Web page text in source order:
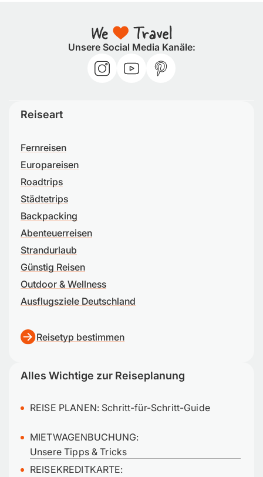
Unsere Social Media Kanäle:
Reiseart
Fernreisen
Europareisen
Roadtrips
Städtetrips
Backpacking
Abenteuerreisen
Strandurlaub
Günstig Reisen
Outdoor & Wellness
Ausflugsziele Deutschland
Reisetyp bestimmen
Alles Wichtige zur Reiseplanung
REISE PLANEN: Schritt-für-Schritt-Guide
MIETWAGENBUCHUNG:
Unsere Tipps & Tricks
REISEKREDITKARTE: